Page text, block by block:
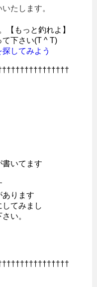
たします。
【もっと釣れよ】
て下さい(T ^ T)
してみよう
書いてます
あります
てみまし
い。